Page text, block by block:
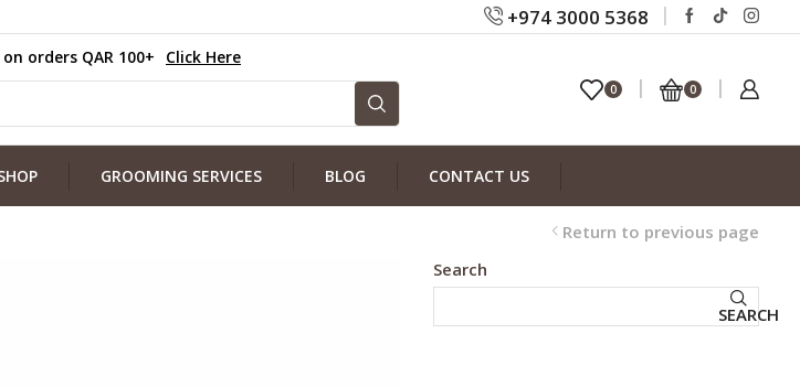
+974 3000 5368
orders QAR 100+ Click Here
0 0
GROOMING SERVICES BLOG CONTACT US
Return to previous page
Search
SEARCH